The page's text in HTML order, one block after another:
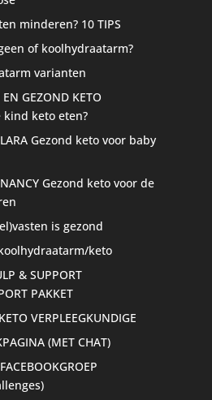
minderen? 10 TIPS
of koolhydraatarm?
varianten
GEZOND KETO
kind keto eten?
Gezond keto voor baby
Gezond keto voor de
is gezond
keto
& SUPPORT
PAKKET
VERPLEEGKUNDIGE
(MET CHAT)